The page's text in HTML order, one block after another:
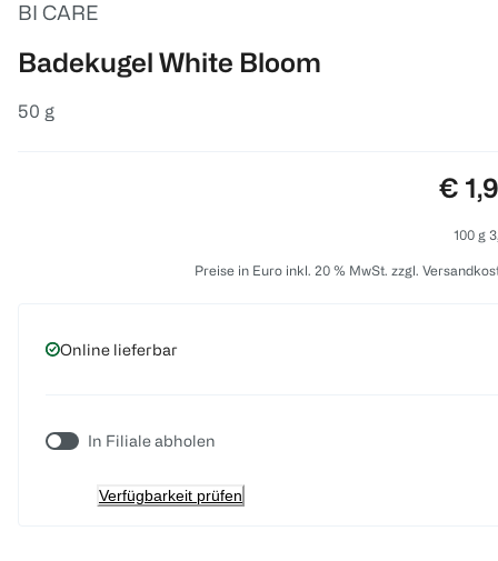
BI CARE
Badekugel White Bloom
50 g
€
100 g
Preise in Euro inkl. 20 % MwSt. zzgl.
Online lieferbar
In Filiale abholen
Verfügbarkeit prüfen